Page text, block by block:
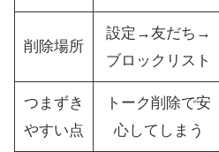
削除場所
設定→友だち→
ブロックリスト
つまずき
やすい点
トーク削除で安
心してしまう